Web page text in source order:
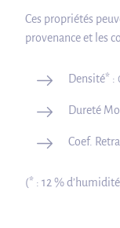
Ces propriétés
provenance et les
Densité* :
Dureté
Coef.
(* : 12 %